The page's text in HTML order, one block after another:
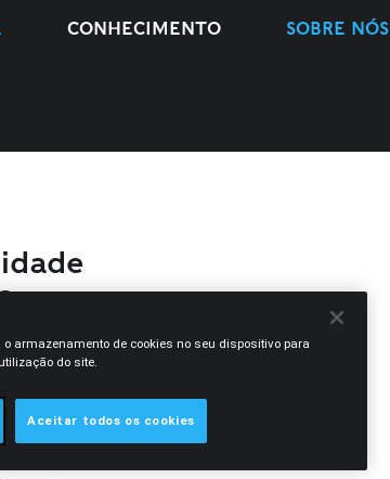
CONHECIMENTO SOBRE NÓS
comentário ao
deve tomar
perspetiva, a
armazenamento de cookies no seu dispositivo para
do site.
Aceitar todos os cookies